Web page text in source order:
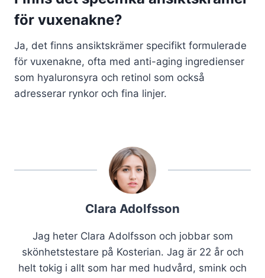
för vuxenakne?
Ja, det finns ansiktskrämer specifikt formulerade
för vuxenakne, ofta med anti-aging ingredienser
som hyaluronsyra och retinol som också
adresserar rynkor och fina linjer.
Clara Adolfsson
Jag heter Clara Adolfsson och jobbar som
skönhetstestare på Kosterian. Jag är 22 år och
helt tokig i allt som har med hudvård, smink och